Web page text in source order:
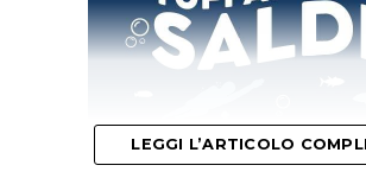
alla sottoscrizione dell’intesa.
“Quello raggiunto è un accordo
“Nei cambi di appalto il rischio è
LEGGI L’ARTICOLO